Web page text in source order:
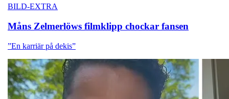
BILD-EXTRA
Måns Zelmerlöws filmklipp chockar fansen
”En karriär på dekis”